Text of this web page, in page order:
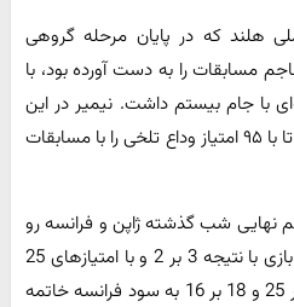
هلند که در پایان مرحله گروهی
مسابقات را به دست آورده بود، با
با جام بیستم داشت. نیمیر در این
مسابقه هم ١٠ امتیاز کسب کرد تا با ٩۵ امتیاز وداع تلخی را با مسابقات
نهایی شب گذشته ژاپن و فرانسه رو
در روی یکدیگر قرار گرفتند. این بازی با نتیجه 3 بر 2 و با امتیازهای 25
بر 17، 21 بر 25، 26 بر 24، 22 بر 25 و 18 بر 16 به سود فرانسه خاتمه